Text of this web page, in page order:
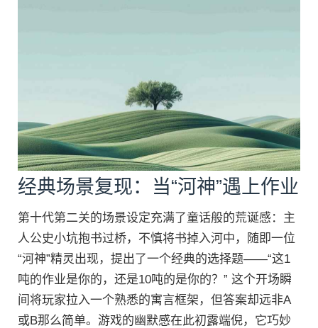
经典场景复现：当“河神”遇上作业
第十代第二关的场景设定充满了童话般的荒诞感：主
人公史小坑抱书过桥，不慎将书掉入河中，随即一位
“河神”精灵出现，提出了一个经典的选择题——“这1
吨的作业是你的，还是10吨的是你的？” 这个开场瞬
间将玩家拉入一个熟悉的寓言框架，但答案却远非A
或B那么简单。游戏的幽默感在此初露端倪，它巧妙